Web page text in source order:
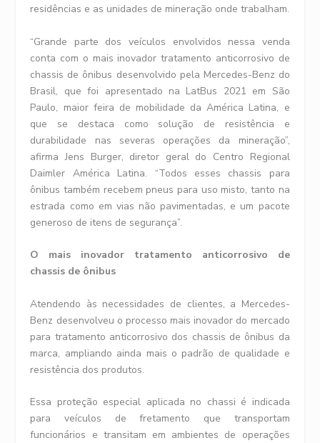
residências e as unidades de mineração onde trabalham.
“Grande parte dos veículos envolvidos nessa venda
conta com o mais inovador tratamento anticorrosivo de
chassis de ônibus desenvolvido pela Mercedes-Benz do
Brasil, que foi apresentado na LatBus 2021 em São
Paulo, maior feira de mobilidade da América Latina, e
que se destaca como solução de resistência e
durabilidade nas severas operações da mineração”,
afirma Jens Burger, diretor geral do Centro Regional
Daimler América Latina. “Todos esses chassis para
ônibus também recebem pneus para uso misto, tanto na
estrada como em vias não pavimentadas, e um pacote
generoso de itens de segurança”.
O mais inovador tratamento anticorrosivo de
chassis de ônibus
Atendendo às necessidades de clientes, a Mercedes-
Benz desenvolveu o processo mais inovador do mercado
para tratamento anticorrosivo dos chassis de ônibus da
marca, ampliando ainda mais o padrão de qualidade e
resistência dos produtos.
Essa proteção especial aplicada no chassi é indicada
para veículos de fretamento que transportam
funcionários e transitam em ambientes de operações